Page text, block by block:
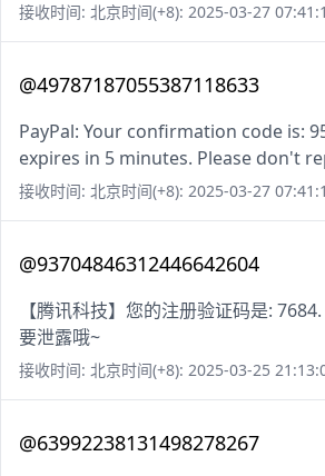
接收时间: 北京时间(+8): 2025-03-27
@49787187055387118633
PayPal: Your confirmation code is:
expires in 5 minutes. Please don't
接收时间: 北京时间(+8): 2025-03-27
@93704846312446642604
【腾讯科技】您的注册验证码是:
要泄露哦~
接收时间: 北京时间(+8): 2025-03-25
@63992238131498278267